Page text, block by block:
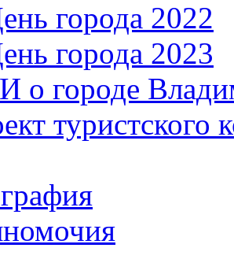
города 2022
города 2023
о городе
туристского